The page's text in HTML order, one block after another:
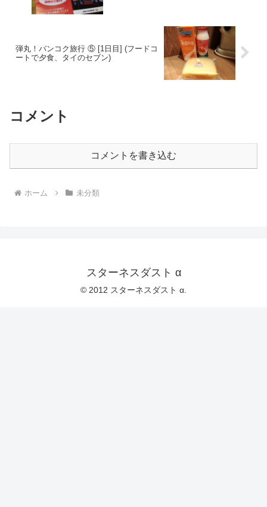
弾丸！バンコク旅行 ⑤ [1日目] (フードコ
ートで夕食、タイのセブン)
コメント
コメントを書き込む
ホーム 未分類
スターネスダスト α
© 2012 スターネスダスト α.